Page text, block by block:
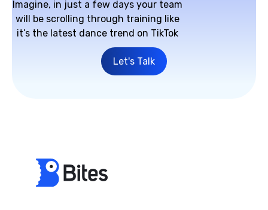
Imagine, in just a few days your team
will be scrolling through training like
it’s the latest dance trend on TikTok
Let's Talk